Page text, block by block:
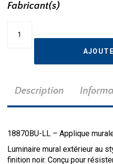
Fabricant(s)
Description
18870BU-LL – Applique
Luminaire mural extérieur au
finition noir. Conçu pour